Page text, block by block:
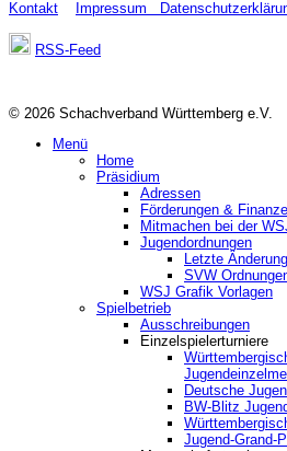
Kontakt Impressum
RSS-Feed
© 2026 Schachverband Württemberg e.V.
Menü
Home
Präsidium
Adressen
Förderungen &
Mitmachen bei der
Jugendordnungen
Letzte
SVW
WSJ Grafik Vorlagen
Spielbetrieb
Ausschreibungen
Einzelspielerturniere
Deutsche
BW-Blitz
Jugend-Grand-